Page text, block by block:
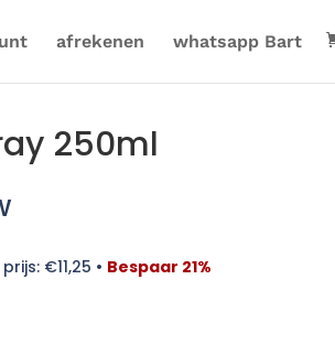
afrekenen whatsapp Bart
250ml
€11,25 • Bespaar 21%